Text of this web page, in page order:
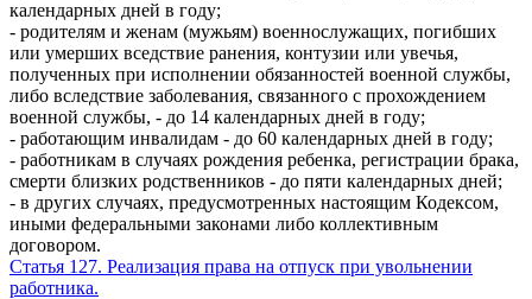
календарных дней в году;
- родителям и женам (мужьям) военнослужащих, погибших
или умерших вседствие ранения, контузии или увечья,
полученных при исполнении обязанностей военной службы,
либо вследствие заболевания, связанного с прохождением
военной службы, - до 14 календарных дней в году;
- работающим инвалидам - до 60 календарных дней в году;
- работникам в случаях рождения ребенка, регистрации брака,
смерти близких родственников - до пяти календарных дней;
- в других случаях, предусмотренных настоящим Кодексом,
иными федеральными законами либо коллективным
договором.
Статья 127. Реализация права на отпуск при увольнении
работника.